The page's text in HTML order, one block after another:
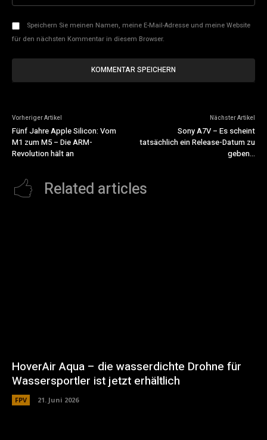
Speichern Sie meinen Namen, meine E-Mail-Adresse und meine Website
für den nächsten Kommentar in diesem Browser.
Vorheriger Artikel
Fünf Jahre Apple Silicon: Vom
M1 zum M5 – Die ARM-
Revolution hält an
Nächster Artikel
Sony A7V – Es scheint
tatsächlich ein Release-Datum zu
geben…
Related articles
HoverAir Aqua – die wasserdichte Drohne für
Wassersportler ist jetzt erhältlich
FPV 21. Juni 2026